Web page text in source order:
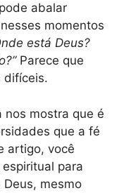
abalar
momentos
está Deus?
Parece que
difíceis.
nos mostra que é
que a fé
artigo, você
para
mesmo